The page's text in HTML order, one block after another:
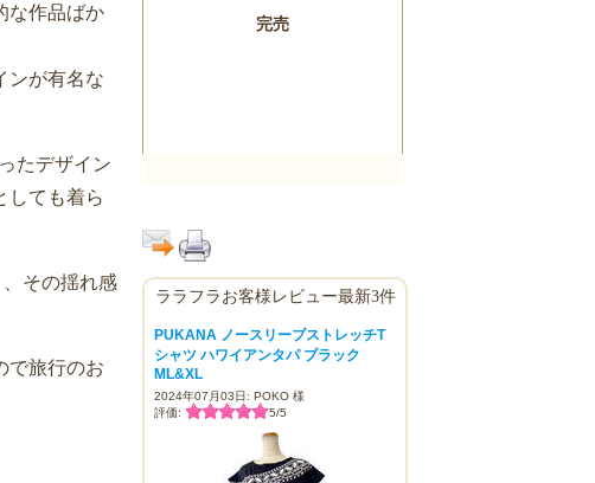
な作品ばか
ンが有名な
たデザイン
しても着ら
その揺れ感
で旅行のお
ララフラお客様レビュー最新3件
PUKANA ノースリーブストレッチT
シャツ ハワイアンタパ ブラック
ML&XL
2024年07月03日: POKO 様
評価:
5/5